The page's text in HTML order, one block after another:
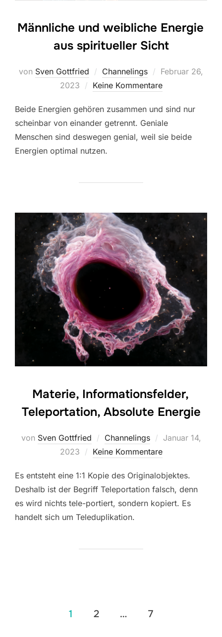
Männliche und weibliche Energie
aus spiritueller Sicht
von Sven Gottfried Channelings
Veröffentlicht
am
Februar 26,
2023
Keine Kommentare
Beide Energien gehören zusammen und sind nur
scheinbar von einander getrennt. Geniale
Menschen sind deswegen genial, weil sie beide
Energien optimal nutzen.
Materie, Informationsfelder,
Teleportation, Absolute Energie
von Sven Gottfried Channelings
Veröffentlicht
am
Januar 14,
2023
Keine Kommentare
Es entsteht eine 1:1 Kopie des Originalobjektes.
Deshalb ist der Begriff Teleportation falsch, denn
es wird nichts tele-portiert, sondern kopiert. Es
handelt sich um Teleduplikation.
Seitennummerierung
1 2 … 7